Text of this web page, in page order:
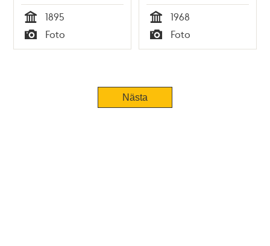
Tid
1895
Typ
Foto Tid
1968
Typ
Foto
Nästa